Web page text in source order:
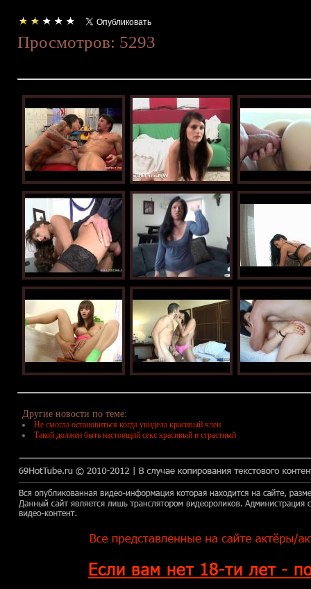
Просмотров: 5293
Другие новости по теме:
Не смогла остановиться когда увидела красивый член
Такой должен быть настоящий секс красивый и страстный